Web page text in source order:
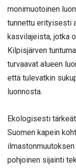
monimuotoinen
tunnettu erityisesti
kasvilajeista, jotka
Kilpisjärven
turvaavat alueen
että tulevatkin
luonnosta.
Ekologisesti
Suomen kapein
pohjoinen sijainti